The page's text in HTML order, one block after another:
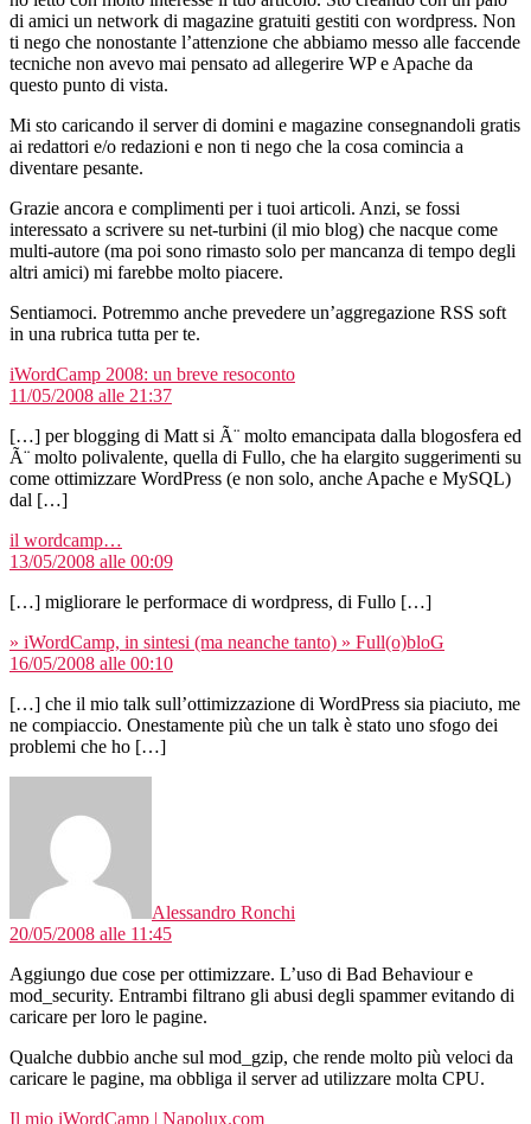
di amici un network di magazine gratuiti gestiti con wordpress. Non
ti nego che nonostante l’attenzione che abbiamo messo alle faccende
tecniche non avevo mai pensato ad allegerire WP e Apache da
questo punto di vista.
Mi sto caricando il server di domini e magazine consegnandoli gratis
ai redattori e/o redazioni e non ti nego che la cosa comincia a
diventare pesante.
Grazie ancora e complimenti per i tuoi articoli. Anzi, se fossi
interessato a scrivere su net-turbini (il mio blog) che nacque come
multi-autore (ma poi sono rimasto solo per mancanza di tempo degli
altri amici) mi farebbe molto piacere.
Sentiamoci. Potremmo anche prevedere un’aggregazione RSS soft
in una rubrica tutta per te.
iWordCamp 2008: un breve resocontodice:
11/05/2008 alle 21:37
[…] per blogging di Matt si Ã¨ molto emancipata dalla blogosfera ed
Ã¨ molto polivalente, quella di Fullo, che ha elargito suggerimenti su
come ottimizzare WordPress (e non solo, anche Apache e MySQL)
dal […]
il wordcamp…
13/05/2008 alle 00:09
[…] migliorare le performace di wordpress, di Fullo […]
» iWordCamp, in sintesi (ma neanche tanto) » Full(o)bloG
16/05/2008 alle 00:10
[…] che il mio talk sull’ottimizzazione di WordPress sia piaciuto, me
ne compiaccio. Onestamente più che un talk è stato uno sfogo dei
problemi che ho […]
Alessandro Ronchi
20/05/2008 alle 11:45
Aggiungo due cose per ottimizzare. L’uso di Bad Behaviour e
mod_security. Entrambi filtrano gli abusi degli spammer evitando di
caricare per loro le pagine.
Qualche dubbio anche sul mod_gzip, che rende molto più veloci da
caricare le pagine, ma obbliga il server ad utilizzare molta CPU.
Il mio iWordCamp | Napolux.comdice: